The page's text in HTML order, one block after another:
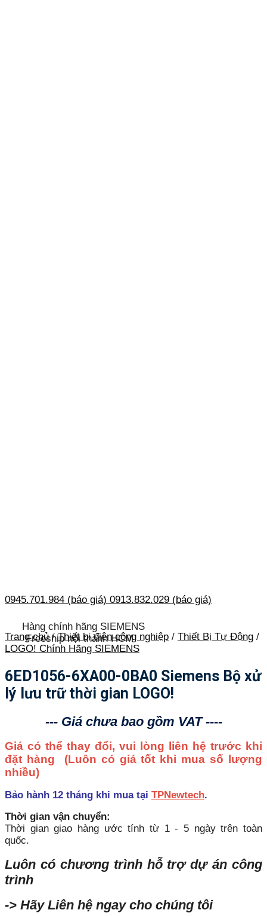
0945.701.984 (báo giá) 0913.832.029 (báo giá)
Hàng chính hãng SIEMENS
Freeship nội thành HCM
Trang chủ / Thiết bị điện công nghiệp / Thiết Bị Tự Động /
LOGO! Chính Hãng SIEMENS
6ED1056-6XA00-0BA0 Siemens Bộ xử
lý lưu trữ thời gian LOGO!
--- Giá chưa bao gồm VAT ----
Giá có thể thay đổi, vui lòng liên hệ trước khi
đặt hàng (Luôn có giá tốt khi mua số lượng
nhiều)
Bảo hành 12 tháng khi mua tại TPNewtech.
Thời gian vận chuyển:
Thời gian giao hàng ước tính từ 1 - 5 ngày trên toàn
quốc.
Luôn có chương trình hỗ trợ dự án công
trình
-> Hãy Liên hệ ngay cho chúng tôi